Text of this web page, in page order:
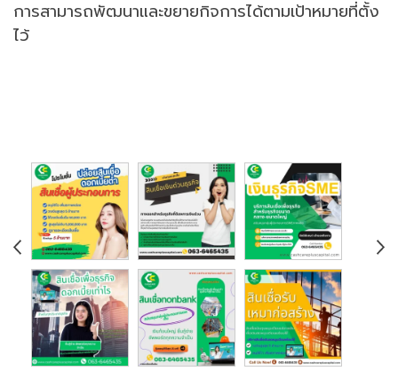
การสามารถพัฒนาและขยายกิจการได้ตามเป้าหมายที่ตั้ง
ไว้